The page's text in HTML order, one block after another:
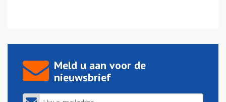
Meld u aan voor de
nieuwsbrief